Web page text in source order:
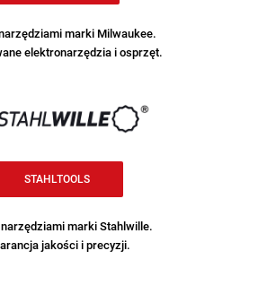
marki Milwaukee.
elektronarzędzia i osprzęt.
STAHLTOOLS
marki Stahlwille.
jakości i precyzji.